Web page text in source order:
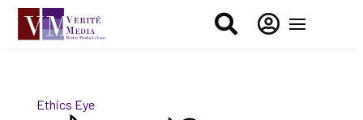
 
Ethics Eye